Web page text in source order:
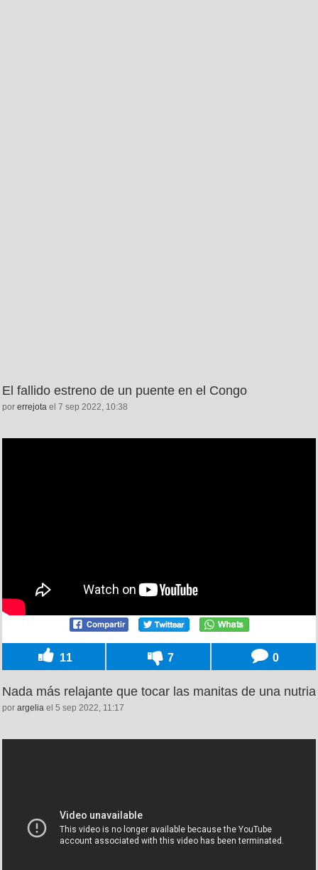
El fallido estreno de un puente en el Congo
por errejota el 7 sep 2022, 10:38
11 7 0
Nada más relajante que tocar las manitas de una nutria
por argelia el 5 sep 2022, 11:17